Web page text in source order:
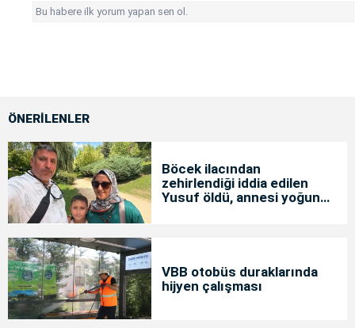
Bu habere ilk yorum yapan sen ol.
ÖNERİLENLER
Böcek ilacından
zehirlendiği iddia edilen
Yusuf öldü, annesi yoğun
VBB otobüs duraklarında
hijyen çalışması